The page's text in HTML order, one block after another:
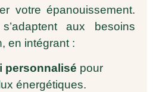
votre épanouissement.
aux besoins
en intégrant :
personnalisé pour
énergétiques.